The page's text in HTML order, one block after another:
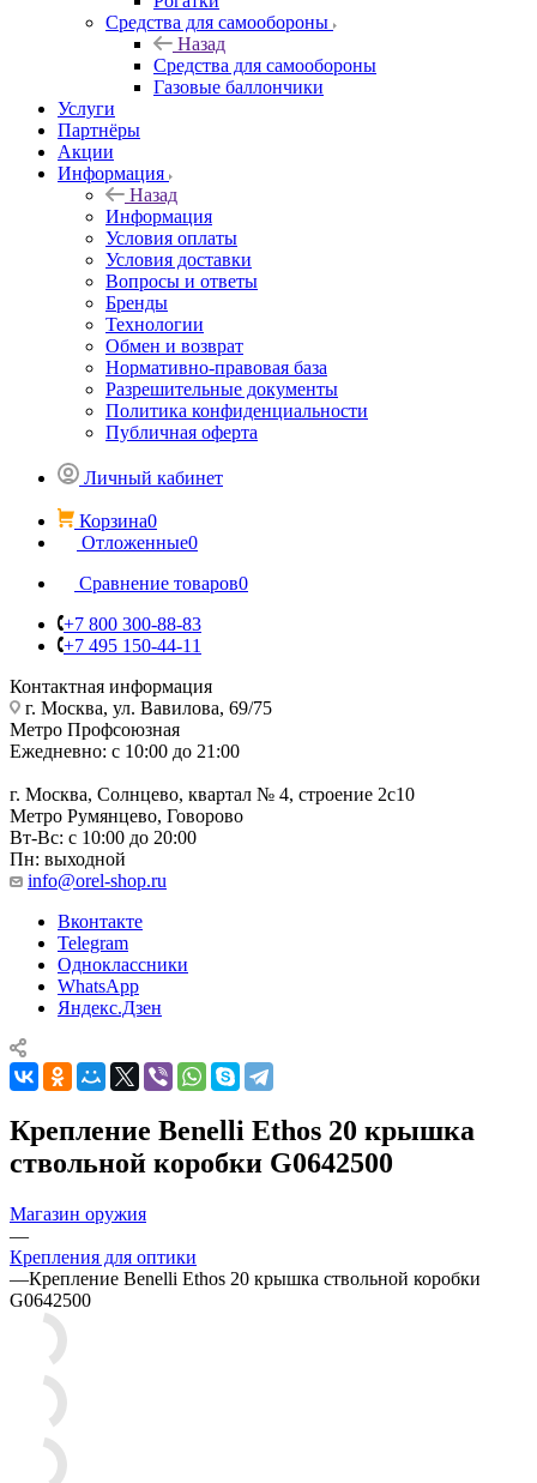
Средства для самообороны
Назад
Средства для самообороны
Газовые баллончики
Услуги
Партнёры
Акции
Информация
Назад
Информация
Условия оплаты
Условия доставки
Вопросы и ответы
Бренды
Технологии
Обмен и возврат
Нормативно-правовая база
Разрешительные документы
Политика конфиденциальности
Публичная оферта
Личный кабинет
Корзина0
Отложенные0
Сравнение товаров0
+7 800 300-88-83
+7 495 150-44-11
Контактная информация
г. Москва, ул. Вавилова, 69/75
Метро Профсоюзная
Ежедневно: с 10:00 до 21:00
г. Москва, Солнцево, квартал № 4, строение 2с10
Метро Румянцево, Говорово
Вт-Вс: с 10:00 до 20:00
Пн: выходной
info@orel-shop.ru
Вконтакте
Telegram
Одноклассники
WhatsApp
Яндекс.Дзен
Крепление Benelli Ethos 20 крышка
ствольной коробки G0642500
Магазин оружия
—
Крепления для оптики
—Крепление Benelli Ethos 20 крышка ствольной коробки
G0642500